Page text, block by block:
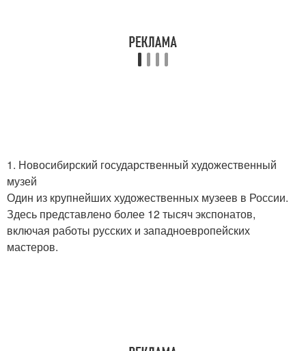
1. Новосибирский государственный художественный
музей
Один из крупнейших художественных музеев в России.
Здесь представлено более 12 тысяч экспонатов,
включая работы русских и западноевропейских
мастеров.